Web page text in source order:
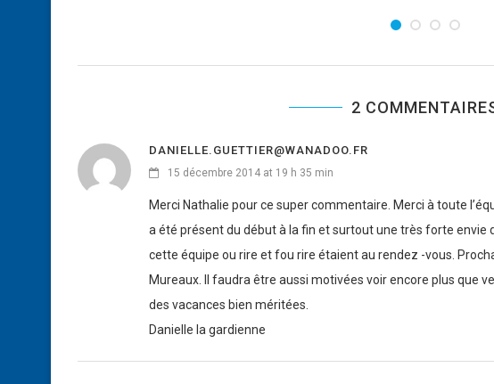
2
DANIELLE.GUETTIER@WANADOO.FR
15 décembre 2014 at 19 h 35 min
Merci Nathalie pour ce super commentaire. Merci à toute
a été présent du début à la fin et surtout une très forte envie
cette équipe ou rire et fou rire étaient au rendez -vous.
Mureaux. Il faudra être aussi motivées voir encore plus que
des vacances bien méritées.
Danielle la gardienne